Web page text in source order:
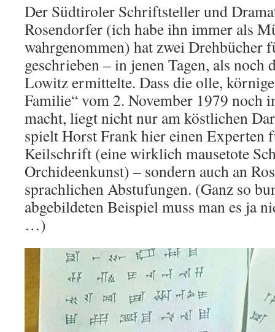
Der Südtiroler Schriftsteller und
Rosendorfer (ich habe ihn immer als
wahrgenommen) hat zwei Drehbücher
geschrieben – in jenen Tagen, als
Lowitz ermittelte. Dass die olle,
Familie“ vom 2. November 1979 noch
macht, liegt nicht nur am köstlichen
spielt Horst Frank hier einen Experten
Keilschrift (eine wirklich mausetote
Orchideenkunst) – sondern auch an
sprachlichen Abstufungen. (Ganz so
abgebildeten Beispiel muss man es ja
…)